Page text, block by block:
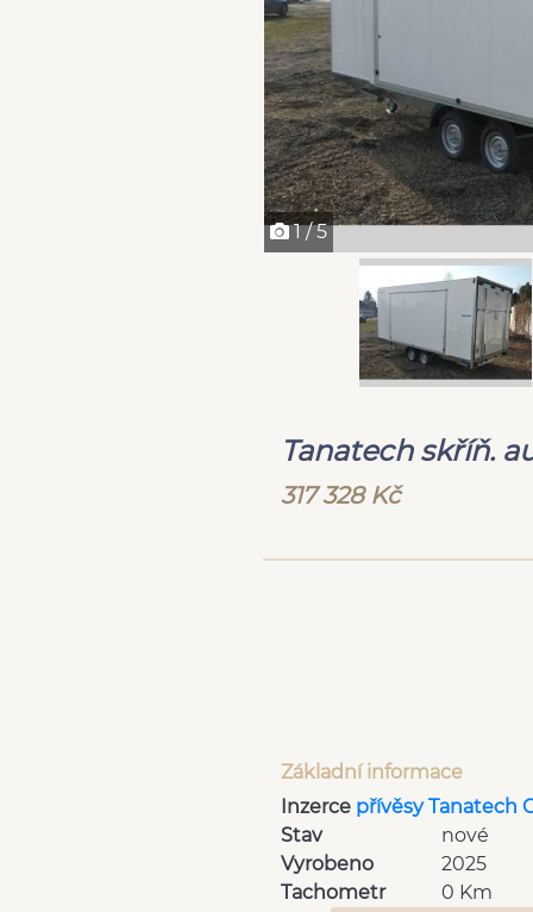
1 / 5
Tanatech skříň.
317 328 Kč
Základní informace
Inzerce přívěsy Tanatech
Stav
nové
Vyrobeno
2025
Tachometr
0 Km